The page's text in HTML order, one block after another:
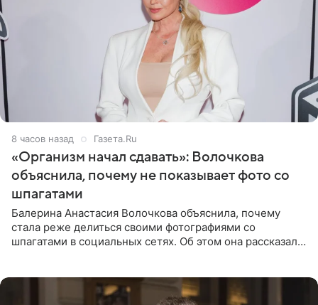
8 часов назад Газета.Ru
«Организм начал сдавать»: Волочкова
объяснила, почему не показывает фото со
шпагатами
Балерина Анастасия Волочкова объяснила, почему
стала реже делиться своими фотографиями со
шпагатами в социальных сетях. Об этом она рассказала